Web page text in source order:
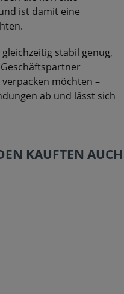
ist damit eine
stabil genug,
möchten –
ab und lässt sich
KAUFTEN AUCH